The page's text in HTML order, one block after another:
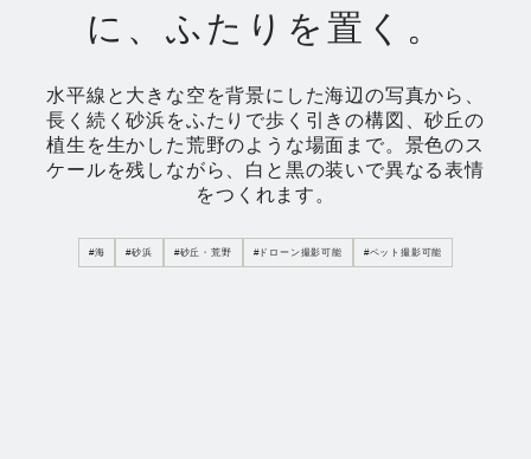
に、ふたりを置く。
水平線と大きな空を背景にした海辺の写真から、
長く続く砂浜をふたりで歩く引きの構図、砂丘の
植生を生かした荒野のような場面まで。景色のス
ケールを残しながら、白と黒の装いで異なる表情
をつくれます。
#海 #砂浜 #砂丘・荒野 #ドローン撮影可能 #ペット撮影可能